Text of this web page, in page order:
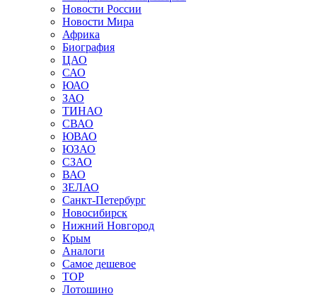
Новости России
Новости Мира
Африка
Биография
ЦАО
САО
ЮАО
ЗАО
ТИНАО
СВАО
ЮВАО
ЮЗАО
СЗАО
ВАО
ЗЕЛАО
Санкт-Петербург
Новосибирск
Нижний Новгород
Крым
Аналоги
Самое дешевое
TOP
Лотошино